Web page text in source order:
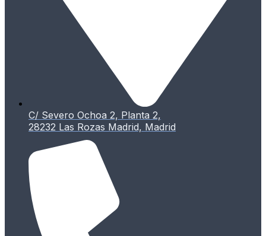
C/ Severo Ochoa 2, Planta 2,
28232 Las Rozas Madrid, Madrid